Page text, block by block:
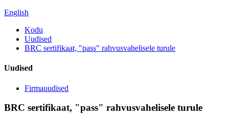
English
Kodu
Uudised
BRC sertifikaat, "pass" rahvusvahelisele turule
Uudised
Firmauudised
BRC sertifikaat, "pass" rahvusvahelisele turule